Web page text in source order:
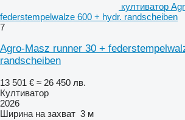
култиватор
federstempelwalze 600 + hydr. randscheiben
7
Agro-Masz runner 30 +
randscheiben
13 501 € ≈ 26 450 лв.
Култиватор
2026
Ширина на захват 3 м